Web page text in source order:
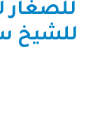
للصغار
للشيخ